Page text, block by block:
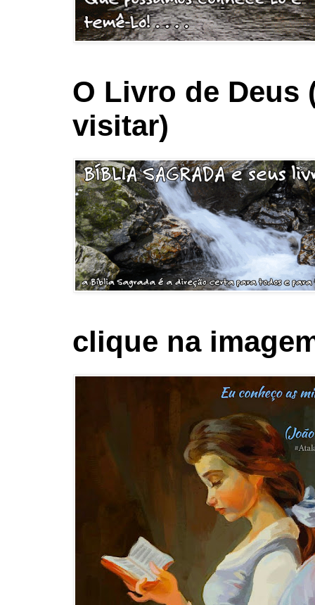
O Livro de Deus
visitar)
clique na